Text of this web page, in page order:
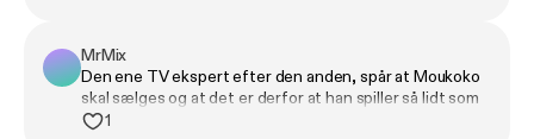
MrMix
Den ene TV ekspert efter den anden, spår at Moukoko
skal sælges og at det er derfor at han spiller så lidt som
han gør. Så nu vil jeg gerne høre en ægte ekspert, bliver
1